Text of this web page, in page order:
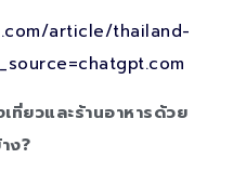
article/thailand-
ที่ยวและร้านอาหารด้วย
ง?